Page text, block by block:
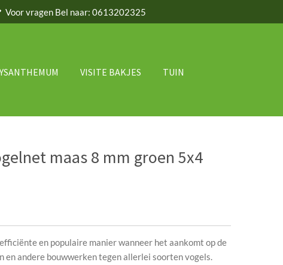
Voor vragen Bel naar: 0613202325
VISITE BAKJES TUIN
maas 8 mm groen 5x4
en populaire manier wanneer het aankomt op de
en andere bouwwerken tegen allerlei soorten vogels.